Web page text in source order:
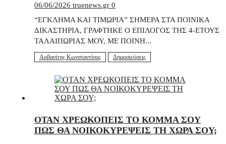
06/06/2026 truenews.gr 0
“ΕΓΚΛΗΜΑ ΚΑΙ ΤΙΜΩΡΙΑ” ΣΗΜΕΡΑ ΣΤΑ ΠΟΙΝΙΚΑ
ΔΙΚΑΣΤΗΡΙΑ, ΓΡΑΦΤΗΚΕ Ο ΕΠΙΛΟΓΟΣ ΤΗΣ 4-ΕΤΟΥΣ
ΤΑΛΑΙΠΩΡΙΑΣ ΜΟΥ, ΜΕ ΠΟΙΝΗ...
Αρβανίτης Κωνσταντίνος Δημοσιεύσεις
ΟΤΑΝ ΧΡΕΩΚΟΠΕΙΣ ΤΟ ΚΟΜΜΑ ΣΟΥ
ΠΩΣ ΘΑ ΝΟΙΚΟΚΥΡΕΨΕΙΣ ΤΗ ΧΩΡΑ ΣΟΥ;